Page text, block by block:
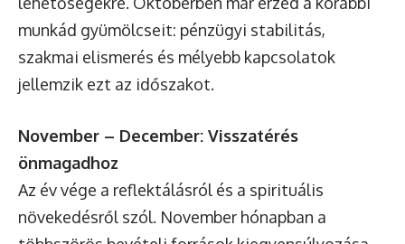
munkád gyümölcseit: pénzügyi stabilitás,
szakmai elismerés és mélyebb kapcsolatok
jellemzik ezt az időszakot.
November – December: Visszatérés
önmagadhoz
Az év vége a reflektálásról és a spirituális
növekedésről szól. November hónapban a